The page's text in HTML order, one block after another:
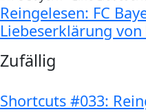
Reingelesen: FC
Liebeserklärung
Zufällig
Shortcuts #033: